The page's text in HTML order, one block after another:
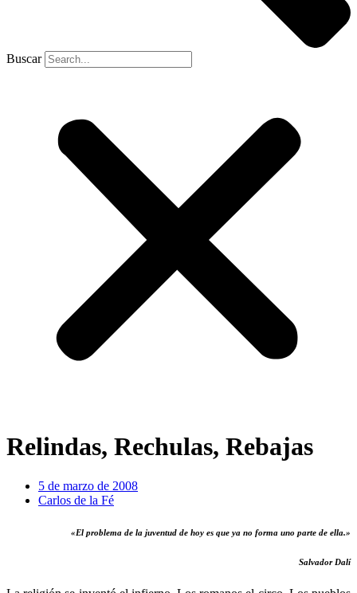
Buscar
Relindas, Rechulas, Rebajas
5 de marzo de 2008
Carlos de la Fé
«El problema de la juventud de hoy es que ya no forma uno parte de ella.»
Salvador Dalí